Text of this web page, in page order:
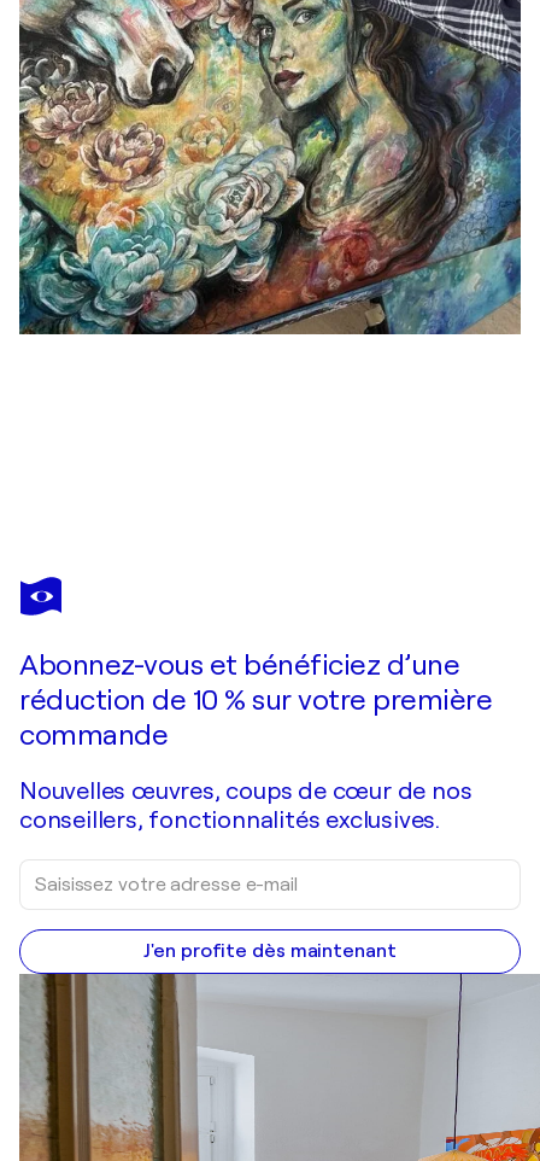
FANITSA PETROU
Warrior King
Abonnez-vous et bénéficiez d’une
réduction de 10 % sur votre première
commande
Nouvelles œuvres, coups de cœur de nos
conseillers, fonctionnalités exclusives.
J'en profite dès maintenant